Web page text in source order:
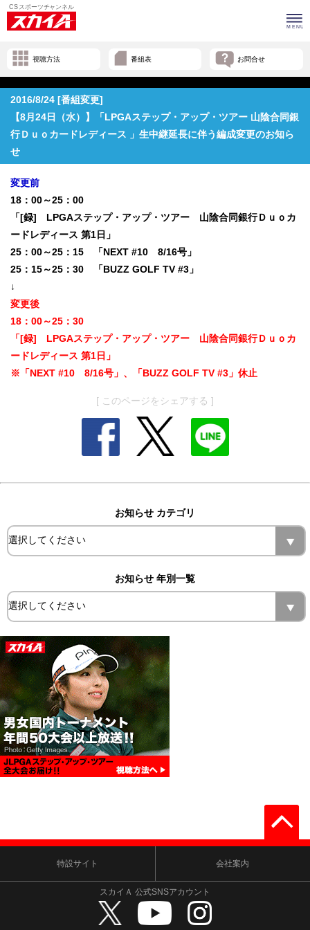
視聴方法 番組表 お問合せ
2016/8/24 [番組変更]
【8月24日（水）】「LPGAステップ・アップ・ツアー 山陰合同銀
行Ｄｕｏカードレディース 」生中継延長に伴う編成変更のお知ら
せ
変更前
18：00～25：00
「[録] LPGAステップ・アップ・ツアー 山陰合同銀行Ｄｕｏカ
ードレディース 第1日」
25：00～25：15 「NEXT #10 8/16号」
25：15～25：30 「BUZZ GOLF TV #3」
↓
変更後
18：00～25：30
「[録] LPGAステップ・アップ・ツアー 山陰合同銀行Ｄｕｏカ
ードレディース 第1日」
※「NEXT #10 8/16号」、「BUZZ GOLF TV #3」休止
[ このページをシェアする ]
お知らせ カテゴリ
お知らせ 年別一覧
特設サイト 会社案内
スカイＡ 公式SNSアカウント